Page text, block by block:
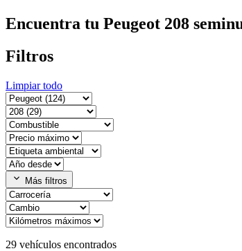
Encuentra tu Peugeot 208
Filtros
Limpiar todo
expand_more Más filtros
29 vehículos encontrados